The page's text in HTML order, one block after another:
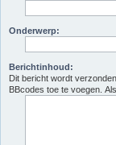
Onderwerp:
Berichtinhoud:
Dit bericht wordt
BBcodes toe te voegen.